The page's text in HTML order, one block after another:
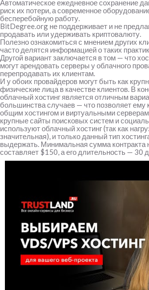
Автоматическое ежедневное сохранение
риск их потери, а современное
бесперебойную работу.
BitDegree.org не поддерживает и не
продавать или удерживать криптовалюту.
Полезно ознакомиться с мнением других
часто делятся информацией о таких
Другой вариант заключается в том — что
могут арендовать серверы у облачного
перепродавать их клиентам.
И у обоих провайдеров могут быть как
физические лица в качестве клиентов. В
облачный хостинг является отличным
большинства случаев — что позволяет ему
общим хостингом и виртуальными
крупные сайты поисковых систем и
используют облачный хостинг (так как
значительная), и только данный тип
выдержать. Минимальная сумма контракта
составляет $150, а его длительность — 30